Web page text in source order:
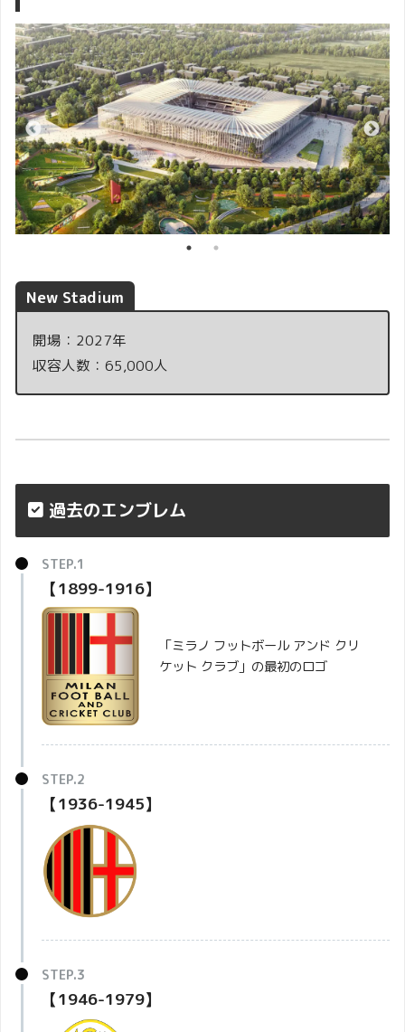
New Stadium
開場：2027年
収容人数：65,000人
過去のエンブレム
【1899-1916】
「ミラノ フットボール アンド クリ
ケット クラブ」の最初のロゴ
【1936-1945】
【1946-1979】